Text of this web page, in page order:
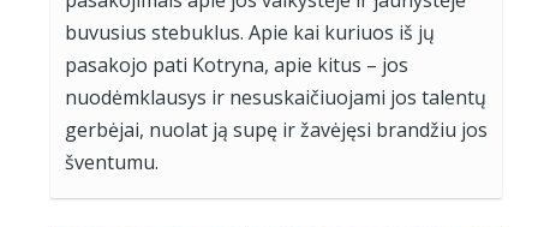
buvusius stebuklus. Apie kai kuriuos iš jų
pasakojo pati Kotryna, apie kitus – jos
nuodėmklausys ir nesuskaičiuojami jos talentų
gerbėjai, nuolat ją supę ir žavėjęsi brandžiu jos
šventumu.